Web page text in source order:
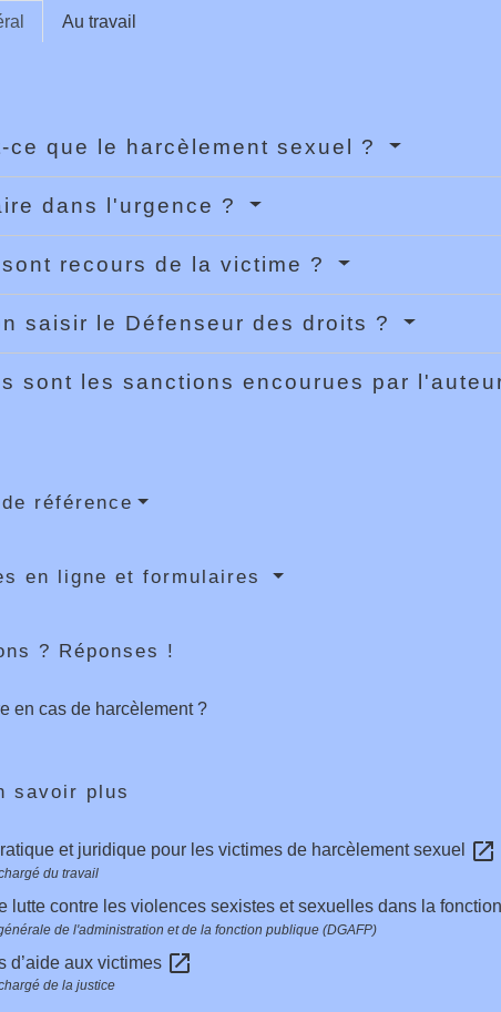
Au travail
ce que le harcèlement sexuel ?
dans l'urgence ?
recours de la victime ?
saisir le Défenseur des droits ?
sont les sanctions encourues par
référence
en ligne et formulaires
? Réponses !
en cas de harcèlement ?
savoir plus
et juridique pour les victimes de harcèlement sexuel open_in_new
du travail
lutte contre les violences sexistes et sexuelles dans la
de l'administration et de la fonction publique (DGAFP)
d’aide aux victimes open_in_new
de la justice